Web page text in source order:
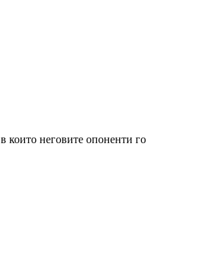
които неговите опоненти го